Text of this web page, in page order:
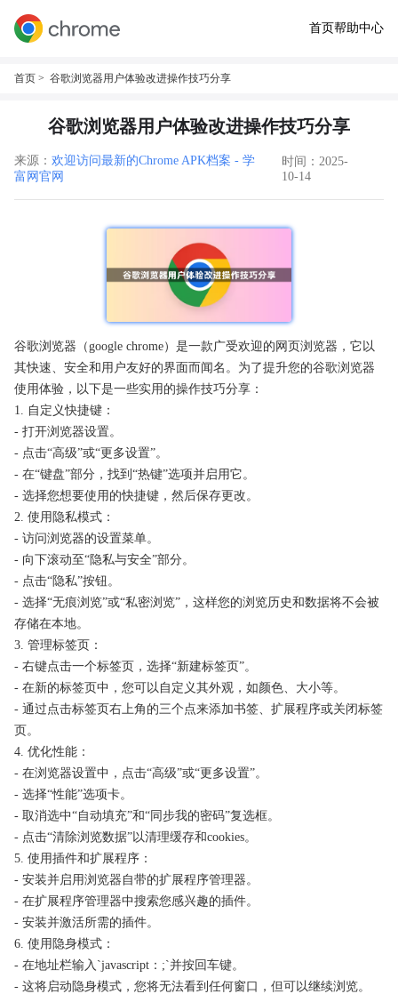
首页帮助中心
首页 > 谷歌浏览器用户体验改进操作技巧分享
谷歌浏览器用户体验改进操作技巧分享
来源： 欢迎访问最新的Chrome APK档案 - 学
富网官网
时间：2025-
10-14
谷歌浏览器（google chrome）是一款广受欢迎的网页浏览器，它以
其快速、安全和用户友好的界面而闻名。为了提升您的谷歌浏览器
使用体验，以下是一些实用的操作技巧分享：
1. 自定义快捷键：
- 打开浏览器设置。
- 点击“高级”或“更多设置”。
- 在“键盘”部分，找到“热键”选项并启用它。
- 选择您想要使用的快捷键，然后保存更改。
2. 使用隐私模式：
- 访问浏览器的设置菜单。
- 向下滚动至“隐私与安全”部分。
- 点击“隐私”按钮。
- 选择“无痕浏览”或“私密浏览”，这样您的浏览历史和数据将不会被
存储在本地。
3. 管理标签页：
- 右键点击一个标签页，选择“新建标签页”。
- 在新的标签页中，您可以自定义其外观，如颜色、大小等。
- 通过点击标签页右上角的三个点来添加书签、扩展程序或关闭标签
页。
4. 优化性能：
- 在浏览器设置中，点击“高级”或“更多设置”。
- 选择“性能”选项卡。
- 取消选中“自动填充”和“同步我的密码”复选框。
- 点击“清除浏览数据”以清理缓存和cookies。
5. 使用插件和扩展程序：
- 安装并启用浏览器自带的扩展程序管理器。
- 在扩展程序管理器中搜索您感兴趣的插件。
- 安装并激活所需的插件。
6. 使用隐身模式：
- 在地址栏输入`javascript：;`并按回车键。
- 这将启动隐身模式，您将无法看到任何窗口，但可以继续浏览。